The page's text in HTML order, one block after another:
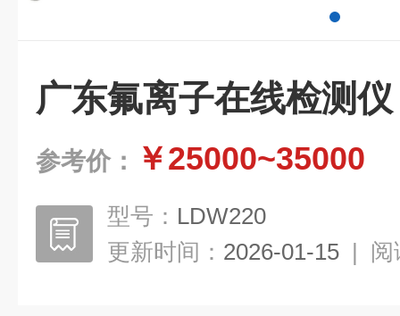
广东氟离子在线检测仪
参考价： ￥25000~35000
型号： LDW220
更新时间： 2026-01-15 | 阅